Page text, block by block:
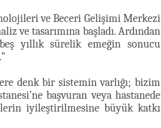
ve Beceri Gelişimi Merkezi
ve tasarımına başladı. Ardından
beş yıllık sürelik emeğin sonucu
denk bir sistemin varlığı; bizim
başvuran veya hastanede
iyileştirilmesine büyük katkı